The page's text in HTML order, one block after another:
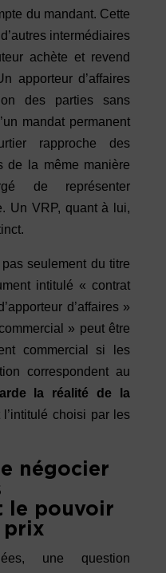
du mandant. Cette
intermédiaires
achète et revend
apporteur d’affaires
des parties sans
mandat permanent
rapproche des
de la même manière
de représenter
Un VRP, quant à lui,
seulement du titre
intitulé « contrat
d’affaires »
» peut être
commercial si les
correspondent au
la réalité de la
choisi par les
négocier
le pouvoir
prix
une question